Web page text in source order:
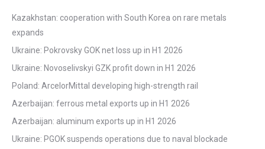
Kazakhstan: cooperation with South Korea on rare metals
expands
Ukraine: Pokrovsky GOK net loss up in H1 2026
Ukraine: Novoselivskyi GZK profit down in H1 2026
Poland: ArcelorMittal developing high-strength rail
Azerbaijan: ferrous metal exports up in H1 2026
Azerbaijan: aluminum exports up in H1 2026
Ukraine: PGOK suspends operations due to naval blockade